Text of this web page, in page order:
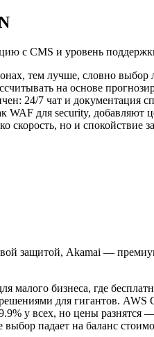
с CMS и уровень
тем лучше, словно
на основе
24/7 чат и документация
для security, добавляют
но и спокойствие
защитой, Akamai —
малого бизнеса, где
для гигантов.
у всех, но цены
падает на баланс